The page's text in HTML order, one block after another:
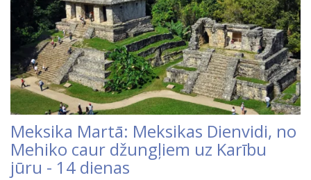
Meksika Martā: Meksikas Dienvidi, no
Mehiko caur džungļiem uz Karību
jūru - 14 dienas